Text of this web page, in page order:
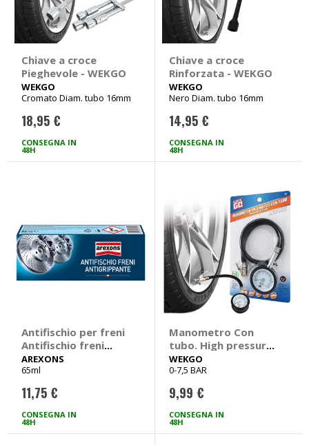
Chiave a croce
Pieghevole - WEKGO
WEKGO
Cromato Diam. tubo 16mm
18,95 €
CONSEGNA IN
48H
Chiave a croce
Rinforzata - WEKGO
WEKGO
Nero Diam. tubo 16mm
14,95 €
CONSEGNA IN
48H
Antifischio per freni
Antifischio freni
antigrippante -
AREXONS
AREXONS
65ml
11,75 €
CONSEGNA IN
48H
Manometro Con
tubo. High pressure
- WEKGO
WEKGO
0-7,5 BAR
9,99 €
CONSEGNA IN
48H